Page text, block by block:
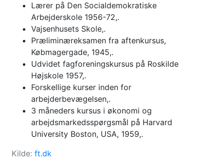
Lærer på Den Socialdemokratiske
Arbejderskole 1956-72,.
Vajsenhusets Skole,.
Præliminæreksamen fra aftenkursus,
Købmagergade, 1945,.
Udvidet fagforeningskursus på Roskilde
Højskole 1957,.
Forskellige kurser inden for
arbejderbevægelsen,.
3 måneders kursus i økonomi og
arbejdsmarkedsspørgsmål på Harvard
University Boston, USA, 1959,.
Kilde: ft.dk